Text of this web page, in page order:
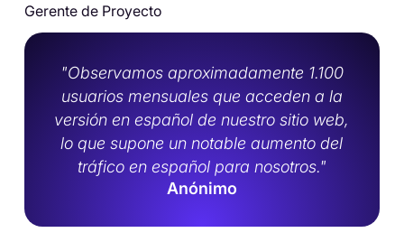
Gerente de Proyecto
"Observamos aproximadamente 1.100
usuarios mensuales que acceden a la
versión en español de nuestro sitio web,
lo que supone un notable aumento del
tráfico en español para nosotros."
Anónimo